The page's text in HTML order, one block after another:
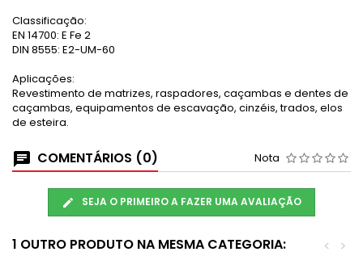
Classificação:
EN 14700: E Fe 2
DIN 8555: E2-UM-60
Aplicações:
Revestimento de matrizes, raspadores, caçambas e dentes de
caçambas, equipamentos de escavação, cinzéis, trados, elos
de esteira.
COMENTÁRIOS (0) Nota
SEJA O PRIMEIRO A FAZER UMA AVALIAÇÃO
1 OUTRO PRODUTO NA MESMA CATEGORIA: >
<